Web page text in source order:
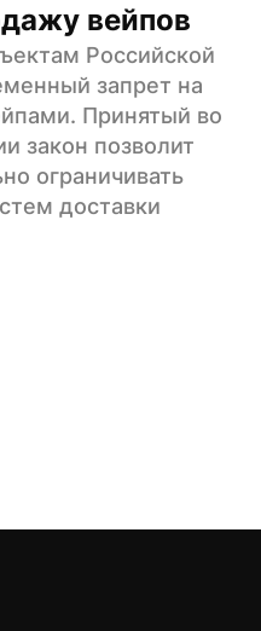
вейпов
Российской
запрет на
Принятый во
закон позволит
ограничивать
доставки